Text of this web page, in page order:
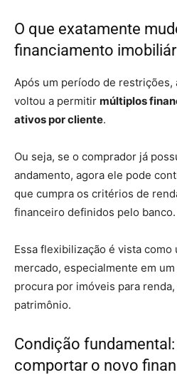
O que exatamente
financiamento
Após um período de restrições,
voltou a permitir múltiplos
ativos por cliente.
Ou seja, se o comprador já
andamento, agora ele pode
que cumpra os critérios de
financeiro definidos pelo banco.
Essa flexibilização é vista
mercado, especialmente em
procura por imóveis para
patrimônio.
Condição
comportar o novo